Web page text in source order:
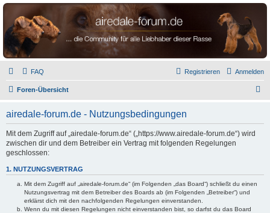
airedale-forum.de
FAQ Anmelden
Registrieren
Foren-Übersicht
airedale-forum.de - Nutzungsbedingungen
Mit dem Zugriff auf „airedale-forum.de“ („https://www.airedale-forum.de“) wird
zwischen dir und dem Betreiber ein Vertrag mit folgenden Regelungen
geschlossen:
1. NUTZUNGSVERTRAG
Mit dem Zugriff auf „airedale-forum.de“ (im Folgenden „das Board“) schließt du einen
Nutzungsvertrag mit dem Betreiber des Boards ab (im Folgenden „Betreiber“) und
erklärst dich mit den nachfolgenden Regelungen einverstanden.
Wenn du mit diesen Regelungen nicht einverstanden bist, so darfst du das Board